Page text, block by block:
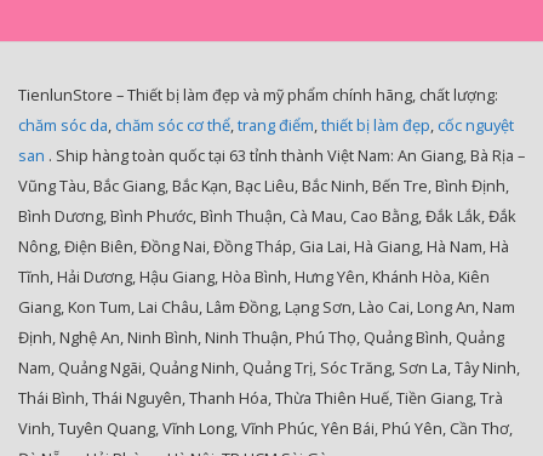
TienlunStore – Thiết bị làm đẹp và mỹ phẩm chính hãng, chất lượng:
chăm sóc da, chăm sóc cơ thể,trang điểm,thiết bị làm đẹp, cốc nguyệt
san . Ship hàng toàn quốc tại 63 tỉnh thành Việt Nam: An Giang, Bà Rịa –
Vũng Tàu, Bắc Giang, Bắc Kạn, Bạc Liêu, Bắc Ninh, Bến Tre, Bình Định,
Bình Dương, Bình Phước, Bình Thuận, Cà Mau, Cao Bằng, Đắk Lắk, Đắk
Nông, Điện Biên, Đồng Nai, Đồng Tháp, Gia Lai, Hà Giang, Hà Nam, Hà
Tĩnh, Hải Dương, Hậu Giang, Hòa Bình, Hưng Yên, Khánh Hòa, Kiên
Giang, Kon Tum, Lai Châu, Lâm Đồng, Lạng Sơn, Lào Cai, Long An, Nam
Định, Nghệ An, Ninh Bình, Ninh Thuận, Phú Thọ, Quảng Bình, Quảng
Nam, Quảng Ngãi, Quảng Ninh, Quảng Trị, Sóc Trăng, Sơn La, Tây Ninh,
Thái Bình, Thái Nguyên, Thanh Hóa, Thừa Thiên Huế, Tiền Giang, Trà
Vinh, Tuyên Quang, Vĩnh Long, Vĩnh Phúc, Yên Bái, Phú Yên, Cần Thơ,